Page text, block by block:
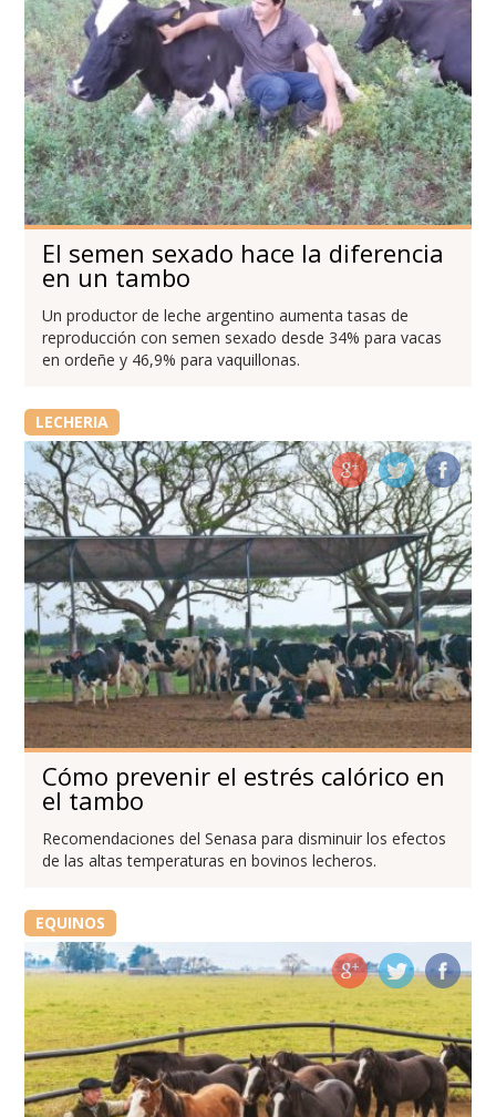
El semen sexado hace la diferencia
en un tambo
Un productor de leche argentino aumenta tasas de
reproducción con semen sexado desde 34% para vacas
en ordeñe y 46,9% para vaquillonas.
LECHERIA
Cómo prevenir el estrés calórico en
el tambo
Recomendaciones del Senasa para disminuir los efectos
de las altas temperaturas en bovinos lecheros.
EQUINOS